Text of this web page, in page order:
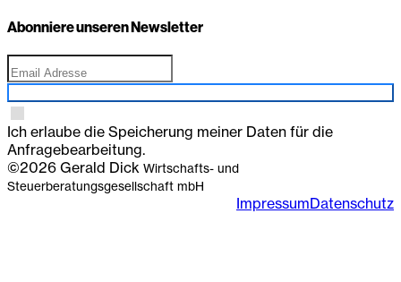
Abonniere unseren Newsletter
Ich erlaube die Speicherung meiner Daten für die
Anfragebearbeitung.
©2026 Gerald Dick Wirtschafts- und
Steuerberatungsgesellschaft mbH
ImpressumDatenschutz